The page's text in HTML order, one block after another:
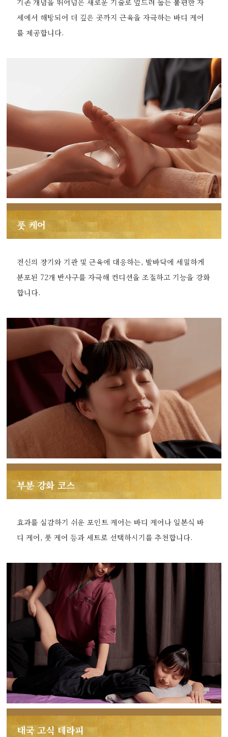
세에서 해방되어 더 깊은 곳까지 근육을 자극하는 바디 케어
를 제공합니다.
풋 케어
전신의 장기와 기관 및 근육에 대응하는, 발바닥에 세밀하게
분포된 72개 반사구를 자극해 컨디션을 조절하고 기능을 강화
합니다.
부분 강화 코스
효과를 실감하기 쉬운 포인트 케어는 바디 케어나 일본식 바
디 케어, 풋 케어 등과 세트로 선택하시기를 추천합니다.
태국 고식 테라피